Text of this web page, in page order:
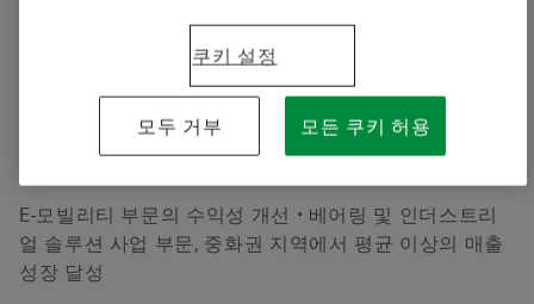
2026-05-12 | Seoul
셰플러 그룹, 2026년 순조로운 출발...1분기
E-모빌리티 부문의 수익성 개선 • 베어링 및 인더스트리
얼 솔루션 사업 부문, 중화권 지역에서 평균 이상의 매출
성장 달성
쿠키 설정
모두 거부 모든 쿠키 허용